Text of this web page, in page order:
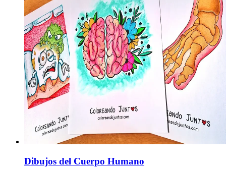
Dibujos del Cuerpo Humano